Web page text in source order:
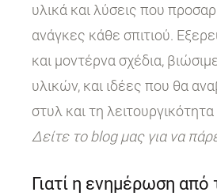
υλικά και λύσεις που
ανάγκες κάθε σπιτιού.
και μοντέρνα σχέδια,
υλικών, και ιδέες που θα
στυλ και τη
Δείτε το blog μας για να
Γιατί η ενημέρωση από